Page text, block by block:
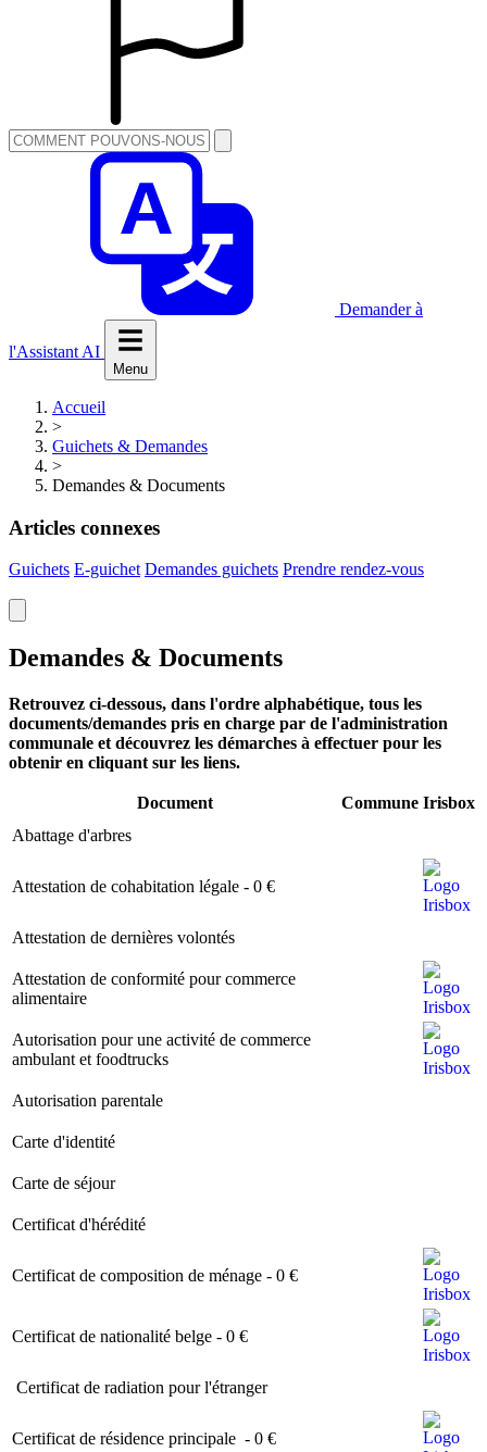
Demander à
l'Assistant AI
Menu
Accueil
>
Guichets & Demandes
>
Demandes & Documents
Articles connexes
Guichets E-guichet Demandes guichets Prendre rendez-vous
Demandes & Documents
Retrouvez ci-dessous, dans l'ordre alphabétique, tous les
documents/demandes pris en charge par de l'administration
communale et découvrez les démarches à effectuer pour les
obtenir en cliquant sur les liens.
Document Commune Irisbox
Abattage d'arbres
Attestation de cohabitation légale - 0 €
Image
Attestation de dernières volontés
Attestation de conformité pour commerce
alimentaire
Image
Autorisation pour une activité de commerce
ambulant et foodtrucks
Image
Autorisation parentale
Carte d'identité
Carte de séjour
Certificat d'hérédité
Certificat de composition de ménage - 0 €
Image
Certificat de nationalité belge - 0 €
Image
Certificat de radiation pour l'étranger
Certificat de résidence principale - 0 €
Image